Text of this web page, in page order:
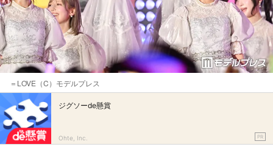
＝LOVE（C）モデルプレス
ジグソーde懸賞
Ohte, Inc. PR